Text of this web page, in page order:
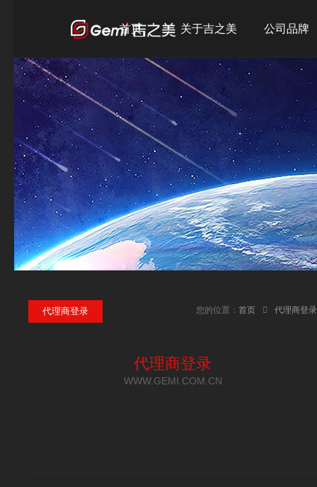
公司品牌
吉宝
吉优
关于吉之美
公司简介
发展历程
企业文化
荣誉资质
首页
您的位置： 首页 代理商登录
代理商登录
代理商登录
WWW.GEMI.COM.CN